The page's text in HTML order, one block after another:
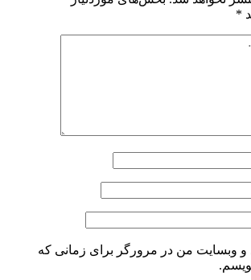
*
و وبسایت من در مرورگر برای زمانی که